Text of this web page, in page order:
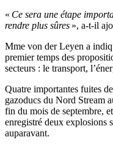
« Ce sera une étape
rendre plus sûres », a-t-il
Mme von der Leyen a
premier temps des
secteurs : le transport,
Quatre importantes fuites
gazoducs du Nord Stream
fin du mois de septembre,
enregistré deux explosions
auparavant.